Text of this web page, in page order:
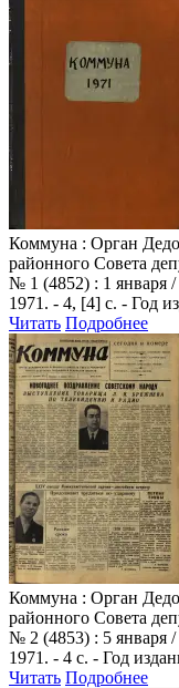
Коммуна : Орган
районного Совета
№ 1 (4852) : 1 января
1971. - 4, [4] с. - Год
Читать Подробнее
Коммуна : Орган
районного Совета
№ 2 (4853) : 5 января
1971. - 4 с. - Год
Читать Подробнее